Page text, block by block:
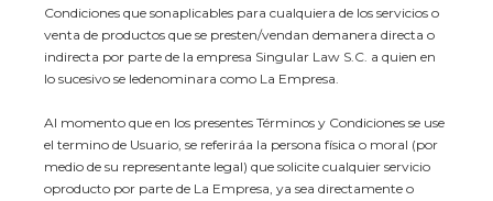
Condiciones que sonaplicables para cualquiera de los servicios o
venta de productos que se presten/vendan demanera directa o
indirecta por parte de la empresa Singular Law S.C. a quien en
lo sucesivo se ledenominara como La Empresa.
Al momento que en los presentes Términos y Condiciones se use
el termino de Usuario, se referiráa la persona física o moral (por
medio de su representante legal) que solicite cualquier servicio
oproducto por parte de La Empresa, ya sea directamente o